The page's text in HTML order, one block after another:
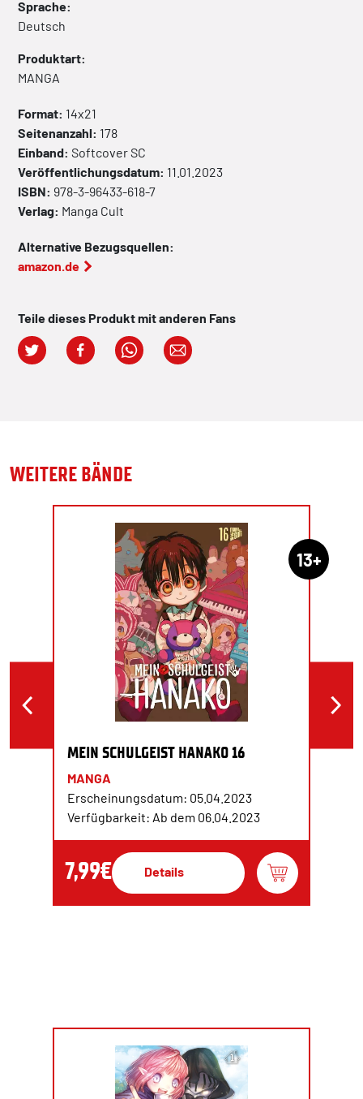
Sprache:
Deutsch
Produktart:
MANGA
Format: 14x21
Seitenanzahl: 178
Einband: SoftcoverSC
Veröffentlichungsdatum: 11.01.2023
ISBN: 978-3-96433-618-7
Verlag: Manga Cult
Alternative Bezugsquellen:
amazon.de
Teile dieses Produkt mit anderen Fans
WEITERE BÄNDE
13+
MEIN SCHULGEIST HANAKO 16
MANGA
Erscheinungsdatum: 05.04.2023
Verfügbarkeit: Ab dem 06.04.2023
7,99€ Details